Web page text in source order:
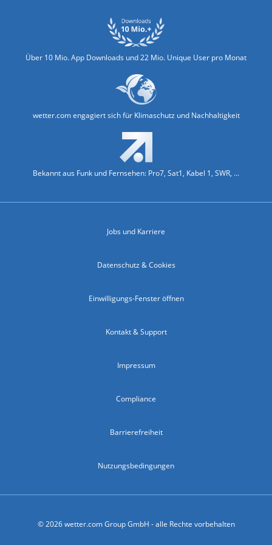
Über 10 Mio. App Downloads und 22 Mio. Unique User pro Monat
wetter.com engagiert sich für Klimaschutz und Nachhaltigkeit
Bekannt aus Funk und Fernsehen: Pro7, Sat1, Kabel 1, SWR, ...
Jobs und Karriere
Datenschutz & Cookies
Einwilligungs-Fenster öffnen
Kontakt & Support
Impressum
Compliance
Barrierefreiheit
Nutzungsbedingungen
© 2026 wetter.com Group GmbH - alle Rechte vorbehalten